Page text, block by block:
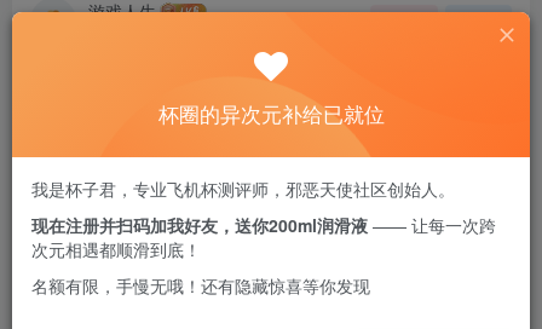
游戏人生
作为一款多功能的电动式杯，米杯one不仅充分考
虑到新手煅炼的规定，进而满足了老湿机对高刺激
的追求完美，练慰一体。加上极高的高性价比，可
以说成心口如一，新老皆宜。
杯圈的异次元补给已就位
我是杯子君，专业飞机杯测评师，邪恶天使社区创始人。
现在注册并扫码加我好友，送你200ml润滑液 —— 让每一次跨
次元相遇都顺滑到底！
名额有限，手慢无哦！还有隐藏惊喜等你发现